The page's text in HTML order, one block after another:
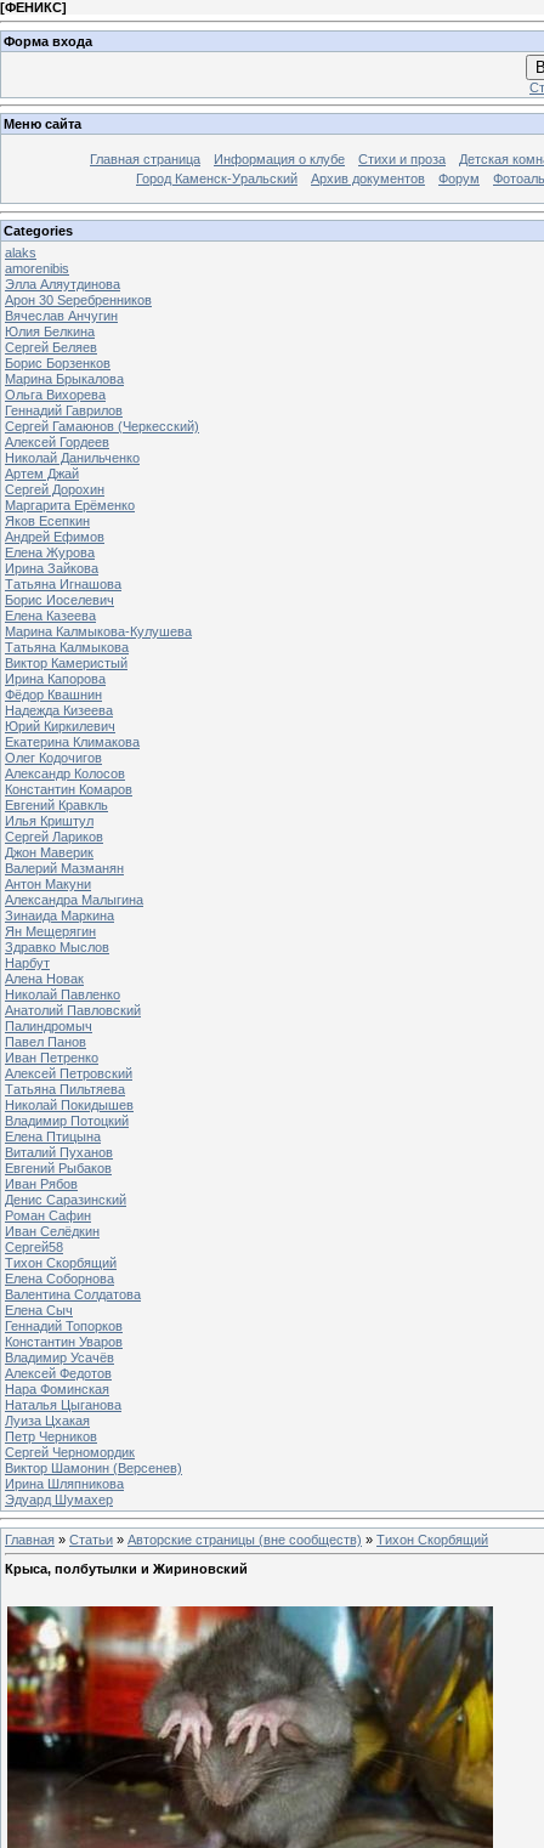
[ФЕНИКС]
Форма входа
Меню сайта
Главная страница Информация о клубе Стихи и проза
Детская
Город Каменск-Уральский
Архив документов Форум
Categories
alaks
amorenibis
Элла Аляутдинова
Арон 30 Sеребренников
Вячеслав Анчугин
Юлия Белкина
Сергей Беляев
Борис Борзенков
Марина Брыкалова
Ольга Вихорева
Геннадий Гаврилов
Сергей Гамаюнов (Черкесский)
Алексей Гордеев
Николай Данильченко
Артем Джай
Сергей Дорохин
Маргарита Ерёменко
Яков Есепкин
Андрей Ефимов
Елена Журова
Ирина Зайкова
Татьяна Игнашова
Борис Иоселевич
Елена Казеева
Марина Калмыкова-Кулушева
Татьяна Калмыкова
Виктор Камеристый
Ирина Капорова
Фёдор Квашнин
Надежда Кизеева
Юрий Киркилевич
Екатерина Климакова
Олег Кодочигов
Александр Колосов
Константин Комаров
Евгений Кравкль
Илья Криштул
Сергей Лариков
Джон Маверик
Валерий Мазманян
Антон Макуни
Александра Малыгина
Зинаида Маркина
Ян Мещерягин
Здравко Мыслов
Нарбут
Алена Новак
Николай Павленко
Анатолий Павловский
Палиндромыч
Павел Панов
Иван Петренко
Алексей Петровский
Татьяна Пильтяева
Николай Покидышев
Владимир Потоцкий
Елена Птицына
Виталий Пуханов
Евгений Рыбаков
Иван Рябов
Денис Саразинский
Роман Сафин
Иван Селёдкин
Сергей58
Тихон Скорбящий
Елена Соборнова
Валентина Солдатова
Елена Сыч
Геннадий Топорков
Константин Уваров
Владимир Усачёв
Алексей Федотов
Нара Фоминская
Наталья Цыганова
Луиза Цхакая
Петр Черников
Сергей Черномордик
Виктор Шамонин (Версенев)
Ирина Шляпникова
Эдуард Шумахер
Главная » Статьи » Авторские страницы (вне сообществ) » Тихон Скорбящий
Крыса, полбутылки и Жириновский